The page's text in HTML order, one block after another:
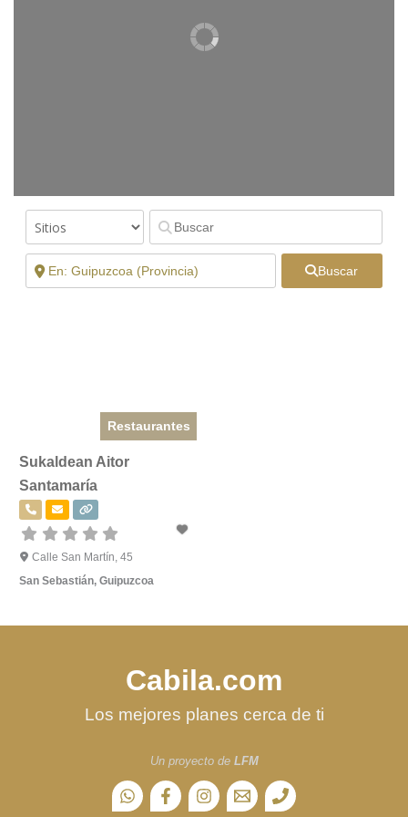
Buscar
Restaurantes
Sukaldean Aitor
Santamaría
Calle San Martín, 45
San Sebastián, Guipuzcoa
Cabila.com
Los mejores planes cerca de ti
Un proyecto de LFM